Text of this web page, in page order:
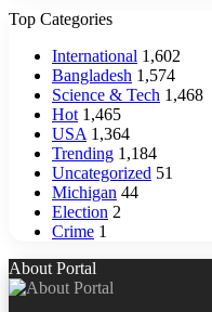
Top Categories
International 1,602
Bangladesh 1,574
Science & Tech 1,468
Hot 1,465
USA 1,364
Trending 1,184
Uncategorized 51
Michigan 44
Election 2
Crime 1
About Portal